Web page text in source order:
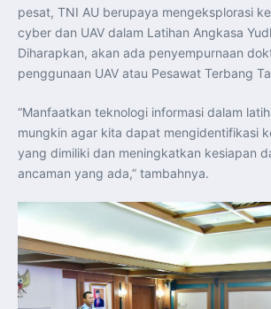
pesat, TNI AU berupaya mengeksplorasi
cyber dan UAV dalam Latihan Angkasa
Diharapkan, akan ada penyempurnaan
penggunaan UAV atau Pesawat Terbang
“Manfaatkan teknologi informasi dalam
mungkin agar kita dapat mengidentifikasi
yang dimiliki dan meningkatkan kesiapan
ancaman yang ada,” tambahnya.